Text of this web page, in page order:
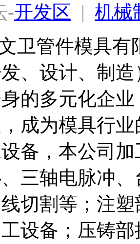
-开发区 | 机械
卫管件模具有
、设计、制
的多元化企
成为模具行
备，本公司
三轴电脉冲
切割等；注
设备；压铸